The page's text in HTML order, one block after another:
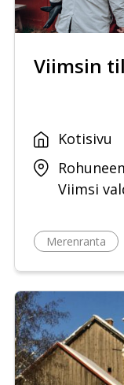
Viimsin
Kotisivu
Viimsi
Merenranta